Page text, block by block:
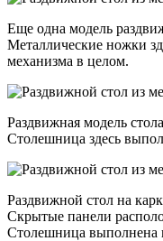
Еще одна модель
Металлические ножки
механизма в целом.
Раздвижная модель
Столешница здесь
Раздвижной стол на
Скрытые панели
Столешница выполнена